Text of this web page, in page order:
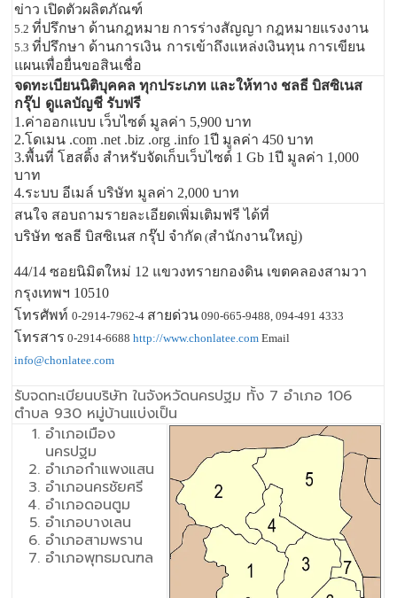
ข่าว เปิดตัวผลิตภัณฑ์
5.2ที่ปรึกษา ด้านกฎหมาย การร่างสัญญา กฎหมายแรงงาน
5.3ที่ปรึกษา ด้านการเงิน การเข้าถึงแหล่งเงินทุน การเขียน
แผนเพื่อยื่นขอสินเชื่อ
จดทะเบียนนิติบุคคล ทุกประเภท และให้ทาง ชลธี บิสซิเนส
กรุ๊ป ดูแลบัญชี รับฟรี
1.ค่าออกแบบ เว็บไซต์ มูลค่า 5,900 บาท
2.โดเมน .com .net .biz .org .info 1ปี มูลค่า 450 บาท
3.พื้นที่ โฮสติ้ง สำหรับจัดเก็บเว็บไซต์ 1 Gb 1ปี มูลค่า 1,000
บาท
4.ระบบ อีเมล์ บริษัท มูลค่า 2,000 บาท
สนใจ สอบถามรายละเอียดเพิ่มเติมฟรี ได้ที่
บริษัท ชลธี บิสซิเนส กรุ๊ป จำกัด (สำนักงานใหญ่)
44/14 ซอยนิมิตใหม่ 12 แขวงทรายกองดิน เขตคลองสามวา
กรุงเทพฯ 10510
โทรศัพท์0-2914-7962-4 สายด่วน 090-665-9488, 094-491 4333
โทรสาร 0-2914-6688http://www.chonlatee.com Email
info@chonlatee.com
รับจดทะเบียนบริษัท ในจังหวัดนครปฐม ทั้ง 7 อำเภอ 106
ตำบล 930 หมู่บ้านแบ่งเป็น
อำเภอเมือง
นครปฐม
อำเภอกำแพงแสน
อำเภอนครชัยศรี
อำเภอดอนตูม
อำเภอบางเลน
อำเภอสามพราน
อำเภอพุทธมณฑล